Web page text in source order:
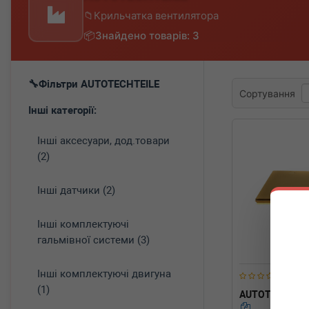
Крильчатка вентилятора
Знайдено товарів: 3
Фільтри AUTOTECHTEILE
Інші категорії:
Інші аксесуари, дод.товари
(2)
Інші датчики (2)
Інші комплектуючі
гальмівної системи (3)
Інші комплектуючі двигуна
(1)
Сортування
AUTOTECHTEILE